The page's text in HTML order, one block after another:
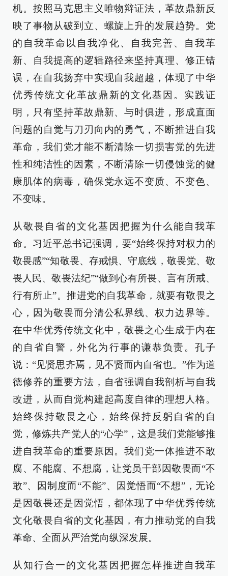
机。按照马克思主义唯物辩证法，革故鼎新反
映了事物从破到立、螺旋上升的发展趋势。党
的自我革命以自我净化、自我完善、自我革
新、自我提高的逻辑路径来坚持真理、修正错
误，在自我扬弃中实现自我超越，体现了中华
优秀传统文化革故鼎新的文化基因。实践证
明，只有坚持革故鼎新、与时俱进，形成直面
问题的自觉与刀刃向内的勇气，不断推进自我
革命，我们党才能不断清除一切损害党的先进
性和纯洁性的因素，不断清除一切侵蚀党的健
康肌体的病毒，确保党永远不变质、不变色、
不变味。
从敬畏自省的文化基因把握为什么能自我革
命。习近平总书记强调，要“始终保持对权力的
敬畏感”“知敬畏、存戒惧、守底线，敬畏党、敬
畏人民、敬畏法纪”“做到心有所畏、言有所戒、
行有所止”。推进党的自我革命，就要有敬畏之
心，因为敬畏而分清公私界线、权力边界等。
在中华优秀传统文化中，敬畏之心生成于内在
的自省自警，外化为行事的谦恭负责。孔子
说：“见贤思齐焉，见不贤而内自省也。”作为道
德修养的重要方法，自省强调自我剖析与自我
改进，从而自觉构建起高度自律的理想人格。
始终保持敬畏之心，始终保持反躬自省的自
觉，修炼共产党人的“心学”，这是我们党能够推
进自我革命的重要原因。我们党一体推进不敢
腐、不能腐、不想腐，让党员干部因敬畏而“不
敢”、因制度而“不能”、因觉悟而“不想”，无论
是因敬畏还是因觉悟，都体现了中华优秀传统
文化敬畏自省的文化基因，有力推动党的自我
革命、全面从严治党向纵深发展。
从知行合一的文化基因把握怎样推进自我革